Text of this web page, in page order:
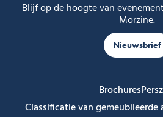
Blijf op de hoogte van
Morzine.
Nieuwsbrief
Brochures
Classificatie van